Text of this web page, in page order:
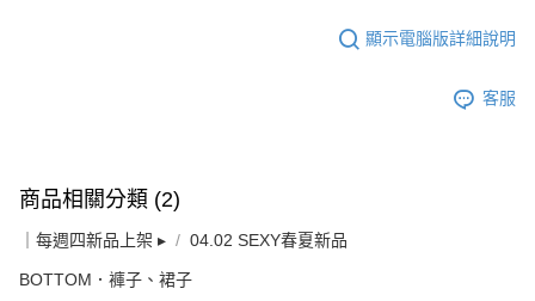
顯示電腦版詳細說明
客服
商品相關分類 (2)
｜每週四新品上架 ▸ 04.02 SEXY春夏新品
BOTTOM．褲子、裙子